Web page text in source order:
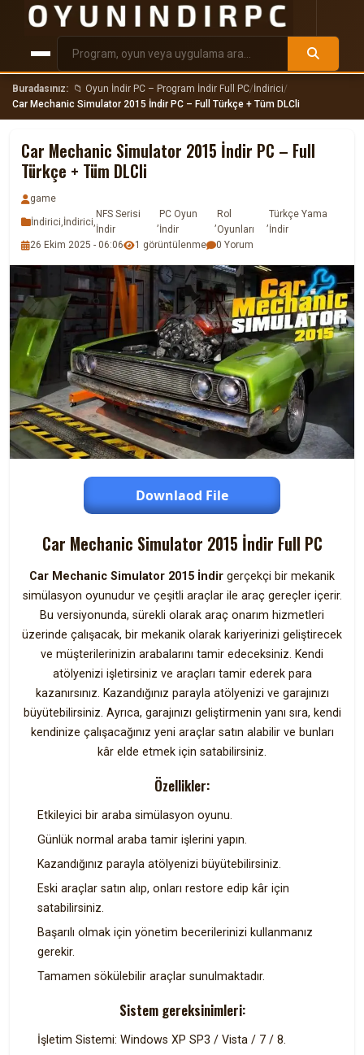
Buradasınız: 📁 Oyun İndir PC – Program İndir Full PC/İndirici/
Car Mechanic Simulator 2015 İndir PC – Full Türkçe + Tüm DLCli
Car Mechanic Simulator 2015 İndir PC – Full
Türkçe + Tüm DLCli
game
İndirici İndirici
NFS Serisi
İndir
PC Oyun
İndir
Rol
Oyunları
Türkçe Yama
İndir
26 Ekim 2025 - 06:06
1 görüntülenme 0 Yorum
Downlaod File
Car Mechanic Simulator 2015 İndir Full PC
Car Mechanic Simulator 2015 İndir gerçekçi bir mekanik
simülasyon oyunudur ve çeşitli araçlar ile araç gereçler içerir.
Bu versiyonunda, sürekli olarak araç onarım hizmetleri
üzerinde çalışacak, bir mekanik olarak kariyerinizi geliştirecek
ve müşterilerinizin arabalarını tamir edeceksiniz. Kendi
atölyenizi işletirsiniz ve araçları tamir ederek para
kazanırsınız. Kazandığınız parayla atölyenizi ve garajınızı
büyütebilirsiniz. Ayrıca, garajınızı geliştirmenin yanı sıra, kendi
kendinize çalışacağınız yeni araçlar satın alabilir ve bunları
kâr elde etmek için satabilirsiniz.
Özellikler:
Etkileyici bir araba simülasyon oyunu.
Günlük normal araba tamir işlerini yapın.
Kazandığınız parayla atölyenizi büyütebilirsiniz.
Eski araçlar satın alıp, onları restore edip kâr için
satabilirsiniz.
Başarılı olmak için yönetim becerilerinizi kullanmanız
gerekir.
Tamamen sökülebilir araçlar sunulmaktadır.
Sistem gereksinimleri:
İşletim Sistemi: Windows XP SP3 / Vista / 7 / 8.